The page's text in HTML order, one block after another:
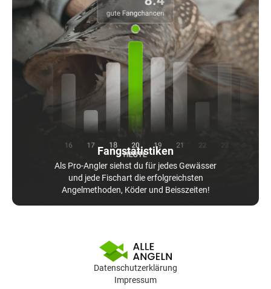
Fangstatistiken
Als Pro-Angler siehst du für jedes Gewässer
und jede Fischart die erfolgreichsten
Angelmethoden, Köder und Beisszeiten!
Datenschutzerklärung
Impressum